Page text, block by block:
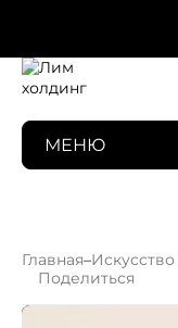
МЕНЮ
Главная–
Поделиться